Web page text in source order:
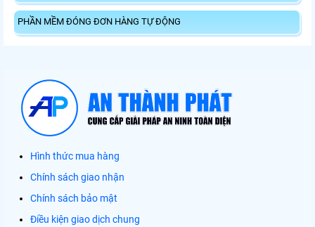
PHẦN MỀM ĐÓNG ĐƠN HÀNG TỰ ĐỘNG
Hình thức mua hàng
Chính sách giao nhận
Chính sách bảo mật
Điều kiện giao dịch chung